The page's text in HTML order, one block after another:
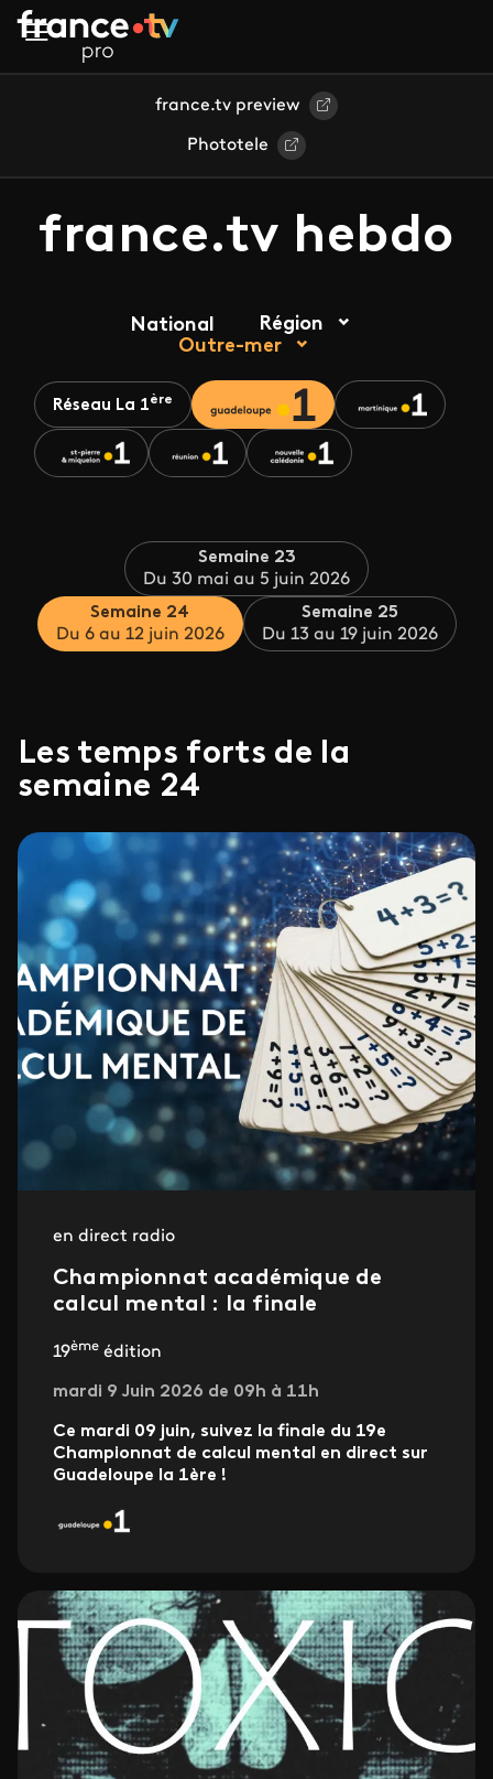
Aller au contenu principal
france.tv preview
Phototele
france.tv hebdo
National
Région
Outre-mer
Réseau La 1ère
Semaine 23
Du 30 mai au 5 juin 2026
Semaine 24
Du 6 au 12 juin 2026
Semaine 25
Du 13 au 19 juin 2026
Les temps forts de la
semaine 24
en direct radio
Championnat académique de
calcul mental : la finale
19ème édition
mardi 9 Juin 2026 de 09h à 11h
Ce mardi 09 juin, suivez la finale du 19e
Championnat de calcul mental en direct sur
Guadeloupe la 1ère !